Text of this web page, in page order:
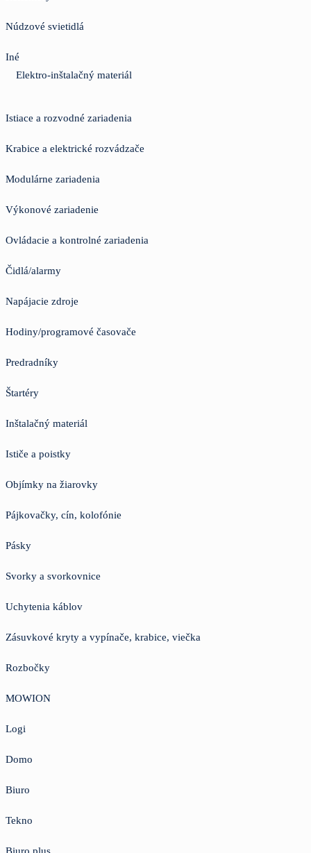
Núdzové svietidlá
Iné
Elektro-inštalačný materiál
Istiace a rozvodné zariadenia
Krabice a elektrické rozvádzače
Modulárne zariadenia
Výkonové zariadenie
Ovládacie a kontrolné zariadenia
Čidlá/alarmy
Napájacie zdroje
Hodiny/programové časovače
Predradníky
Štartéry
Inštalačný materiál
Ističe a poistky
Objímky na žiarovky
Pájkovačky, cín, kolofónie
Pásky
Svorky a svorkovnice
Uchytenia káblov
Zásuvkové kryty a vypínače, krabice, viečka
Rozbočky
MOWION
Logi
Domo
Biuro
Tekno
Biuro plus